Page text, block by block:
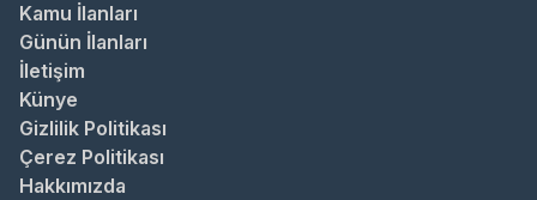
Kamu İlanları
Günün İlanları
İletişim
Künye
Gizlilik Politikası
Çerez Politikası
Hakkımızda